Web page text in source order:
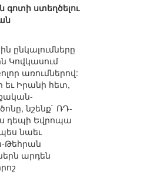
ստեղծելու
ընկալումները
Կովկասում
առումներով:
եւ Իրանի հետ,
նշենք` ՌԴ-
դեպի Եվրոպա
նաեւ
Թեհրան
արդեն